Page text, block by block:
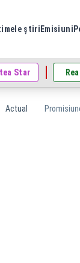
știri Emisiuni
Star
Actual